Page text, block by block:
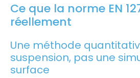
Ce que la norme EN
réellement
Une méthode
suspension, pas une
surface